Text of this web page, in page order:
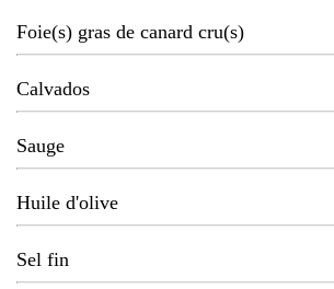
Foie(s) gras de canard cru(s)
Calvados
Sauge
Huile d'olive
Sel fin